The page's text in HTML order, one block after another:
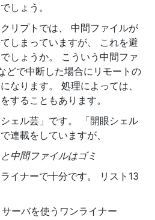
しょう。
リプトでは、 中間ファイルが
しまっていますが、 これを避
しょうか。 こういう中間ファ
どで中断した場合にリモートの
なります。 処理によっては、
することもあります。
ェル芸」です。 「開眼シェル
連載をしていますが、
中間ファイルはゴミ
イナーで十分です。 リスト13
ーバを使うワンライナー